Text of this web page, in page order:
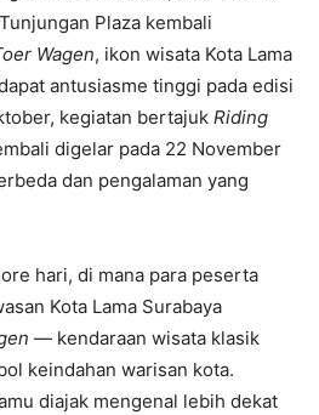
Plaza kembali
Wagen, ikon wisata Kota Lama
antusiasme tinggi pada edisi
kegiatan bertajuk Riding
digelar pada 22 November
dan pengalaman yang
hari, di mana para peserta
Kota Lama Surabaya
— kendaraan wisata klasik
keindahan warisan kota.
diajak mengenal lebih dekat